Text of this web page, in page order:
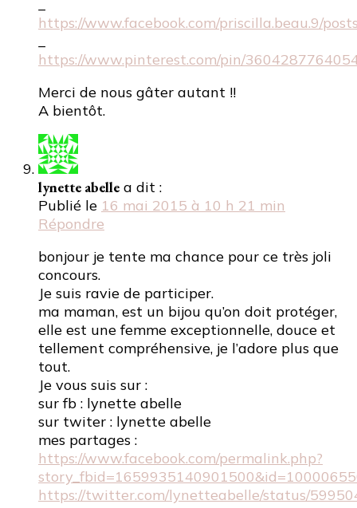
https://www.facebook.com/priscilla.beau.9/
https://www.pinterest.com/pin/
Merci de nous gâter autant !!
A bientôt.
lynette abelle a dit :
Publié le 16 mai 2015 à 10 h 21 min
Répondre
bonjour je tente ma chance pour ce très joli
concours.
Je suis ravie de participer.
ma maman, est un bijou qu’on doit protéger,
elle est une femme exceptionnelle, douce et
tellement compréhensive, je l’adore plus que
tout.
Je vous suis sur :
sur fb : lynette abelle
sur twiter : lynette abelle
mes partages :
https://www.facebook.com/permalink.php?
https://twitter.com/lynetteabelle/status/